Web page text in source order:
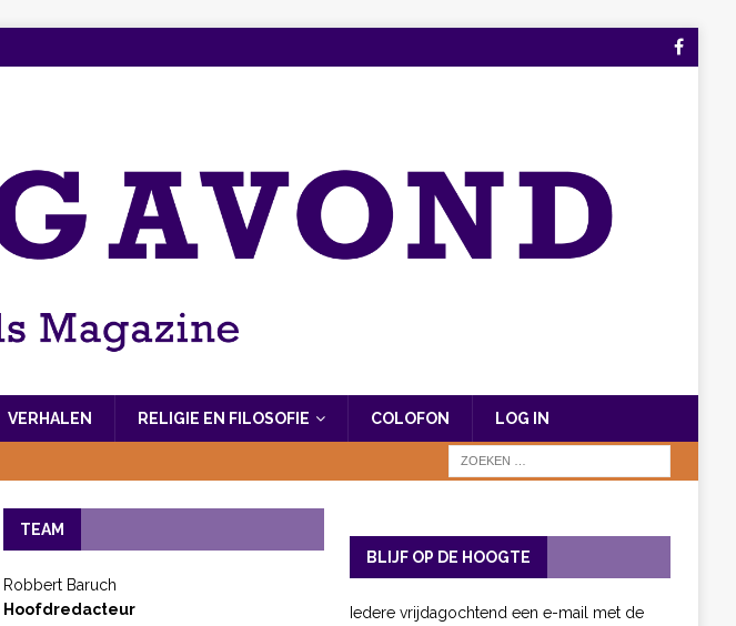
VERHALEN RELIGIE EN FILOSOFIE COLOFON LOG IN
TEAM
Robbert Baruch
Hoofdredacteur
BLIJF OP DE HOOGTE
Iedere vrijdagochtend een e-mail met de